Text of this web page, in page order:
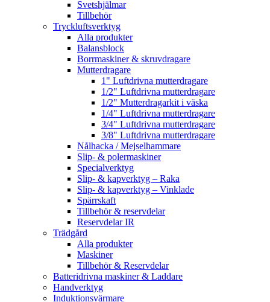
Svetshjälmar
Tillbehör
Tryckluftsverktyg
Alla produkter
Balansblock
Borrmaskiner & skruvdragare
Mutterdragare
1" Luftdrivna mutterdragare
1/2" Luftdrivna mutterdragare
1/2" Mutterdragarkit i väska
1/4" Luftdrivna mutterdragare
3/4" Luftdrivna mutterdragare
3/8" Luftdrivna mutterdragare
Nålhacka / Mejselhammare
Slip- & polermaskiner
Specialverktyg
Slip- & kapverktyg – Raka
Slip- & kapverktyg – Vinklade
Spärrskaft
Tillbehör & reservdelar
Reservdelar IR
Trädgård
Alla produkter
Maskiner
Tillbehör & Reservdelar
Batteridrivna maskiner & Laddare
Handverktyg
Induktionsvärmare